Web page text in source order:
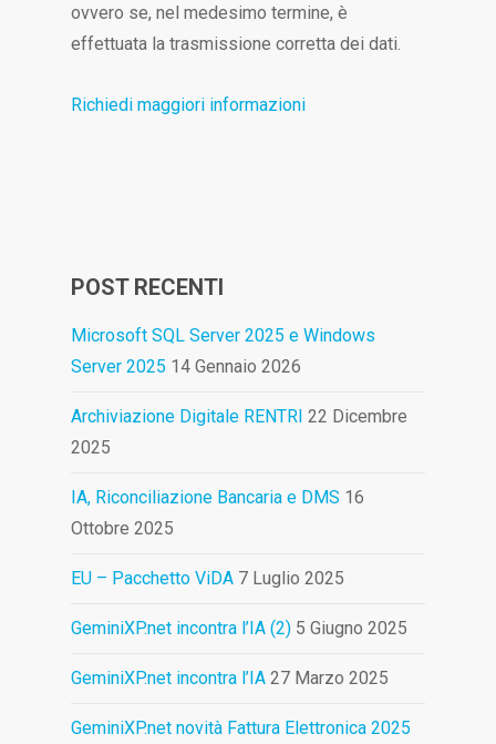
ovvero se, nel medesimo termine, è
effettuata la trasmissione corretta dei dati.
Richiedi maggiori informazioni
POST RECENTI
Microsoft SQL Server 2025 e Windows
Server 2025 14 Gennaio 2026
Archiviazione Digitale RENTRI 22 Dicembre
2025
IA, Riconciliazione Bancaria e DMS 16
Ottobre 2025
EU – Pacchetto ViDA 7 Luglio 2025
GeminiXP.net incontra l’IA (2) 5 Giugno 2025
GeminiXP.net incontra l’IA 27 Marzo 2025
GeminiXP.net novità Fattura Elettronica 2025